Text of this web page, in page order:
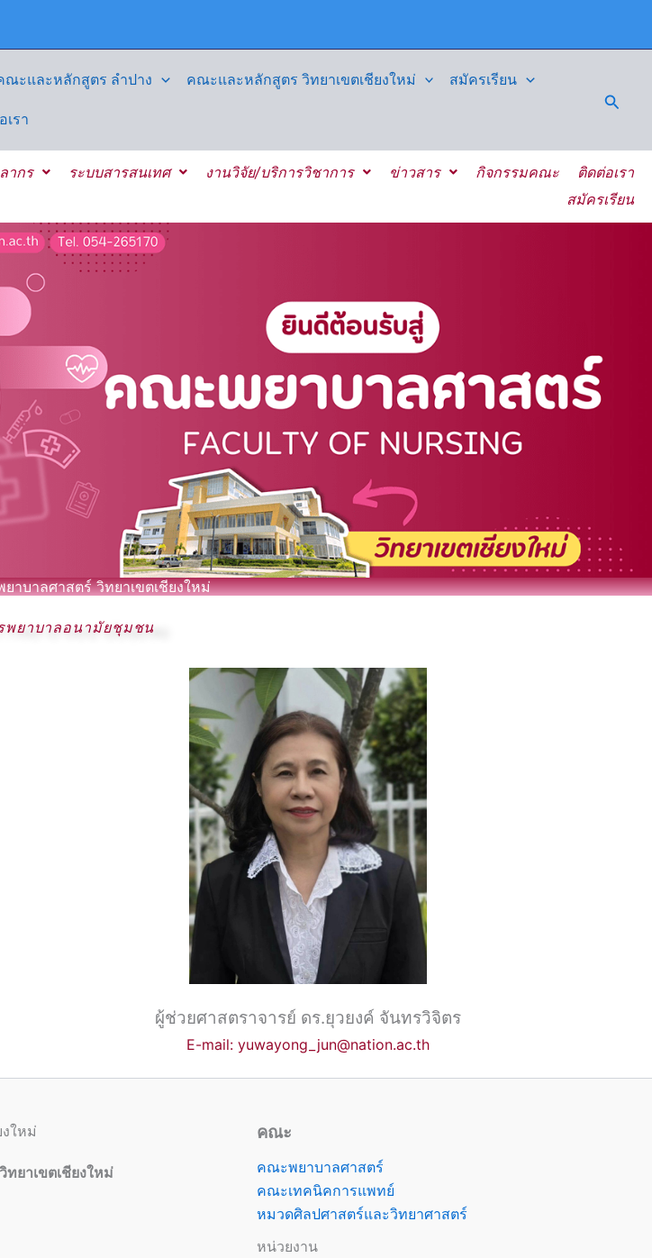
ณะและหลักสูตร ลำปาง คณะและหลักสูตร วิทยาเขตเชียงใหม่ สมัครเรียน
เรา
ากร ระบบสารสนเทศ งานวิจัย/บริการวิชาการ ข่าวสาร กิจกรรมคณะ
ติดต่อเรา
สมัครเรียน
บาลศาสตร์ วิทยาเขตเชียงใหม่
พยาบาลอนามัยชุมชน
ผู้ช่วยศาสตราจารย์ ดร.ยุวยงค์ จันทรวิจิตร
E-mail: yuwayong_jun@nation.ac.th
ใหม่
ยาเขตเชียงใหม่
คณะ
คณะพยาบาลศาสตร์
คณะเทคนิคการแพทย์
หมวดศิลปศาสตร์และวิทยาศาสตร์
หน่วยงาน